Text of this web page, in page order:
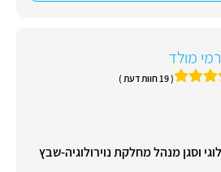
מולד
( 19 חוות דעת )
וסגן מנהל מחלקת נוירולוגיה-שבץ